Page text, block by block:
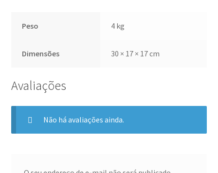
Peso 4 kg
Dimensões 30 × 17 × 17 cm
Avaliações
Não há avaliações ainda.